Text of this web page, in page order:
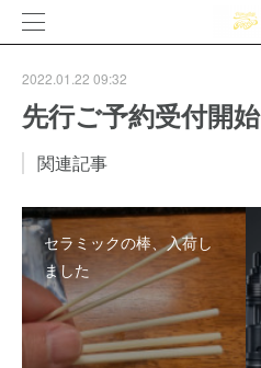
2022.01.22 09:32
先行ご予約受付開始
関連記事
セラミックの棒、入荷し
ました